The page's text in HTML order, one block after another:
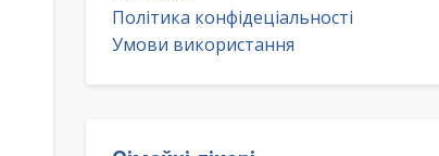
Політика конфідеціальності
Умови використання